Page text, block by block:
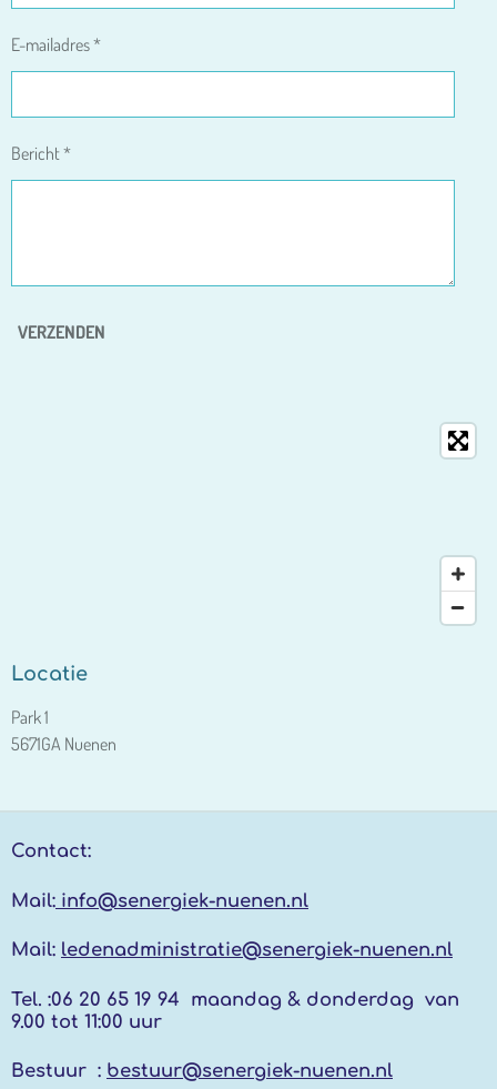
E-mailadres *
Bericht *
VERZENDEN
Locatie
Park 1
5671GA Nuenen
Contact:
Mail: info@senergiek-nuenen.nl
Mail: ledenadministratie@senergiek-nuenen.nl
Tel. :06 20 65 19 94 maandag & donderdag van
9.00 tot 11:00 uur
Bestuur : bestuur@senergiek-nuenen.nl